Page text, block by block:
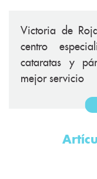
Victoria de
centro
cataratas y
mejor servicio